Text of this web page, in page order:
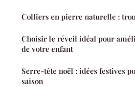
Colliers en pierre naturelle :
Choisir le réveil idéal pour
de votre enfant
Serre-tête noël : idées festives
saison